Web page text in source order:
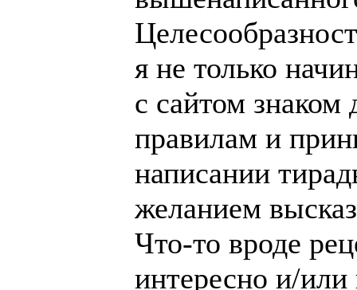
я не только
с сайтом
правилам и
написании
желанием
Что-то вроде
интересно и/или